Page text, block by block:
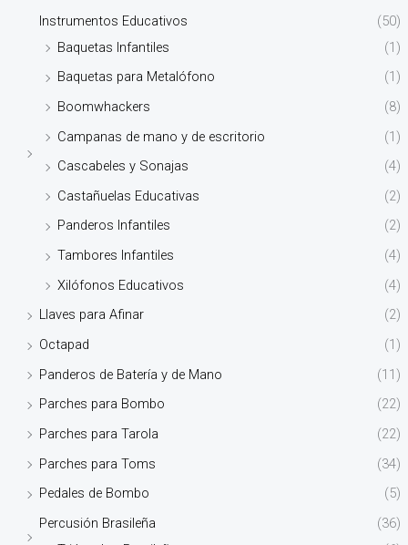
Instrumentos Educativos
(50)
Baquetas Infantiles
(1)
Baquetas para Metalófono
(1)
Boomwhackers
(8)
Campanas de mano y de escritorio
(1)
Cascabeles y Sonajas
(4)
Castañuelas Educativas
(2)
Panderos Infantiles
(2)
Tambores Infantiles
(4)
Xilófonos Educativos
(4)
Llaves para Afinar
(2)
Octapad
(1)
Panderos de Batería y de Mano
(11)
Parches para Bombo
(22)
Parches para Tarola
(22)
Parches para Toms
(34)
Pedales de Bombo
(5)
Percusión Brasileña
(36)